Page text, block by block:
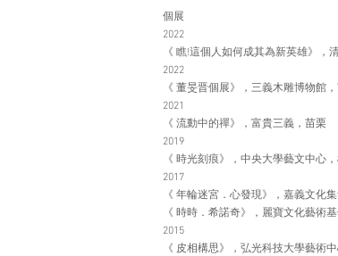
個展
2022
《 瞧!這個人如何成其為新英雄》，
2022
《 董旻晋個展》，三義木雕博物館
2021
《 流動中的禪》，富貴三義，苗栗
2019
《 時光刻痕》，中央大學藝文中心
2017
《 年輪迷宮．心發現》，嘉義文化
《 時時．希諾奇》，麗寶文化藝術
2015
《 皮相構思》，弘光科技大學藝術